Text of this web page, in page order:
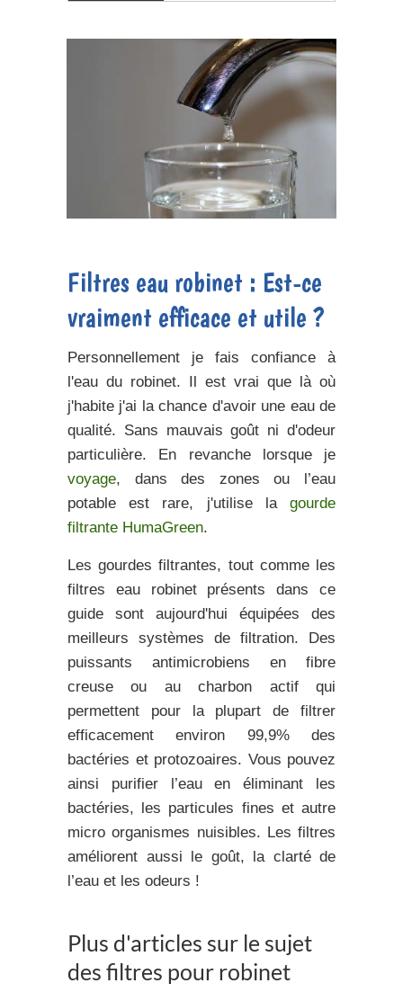
Filtres eau robinet : Est-ce
vraiment efficace et utile ?
Personnellement je fais confiance à
l'eau du robinet. Il est vrai que là où
j'habite j'ai la chance d'avoir une eau de
qualité. Sans mauvais goût ni d'odeur
particulière. En revanche lorsque je
voyage, dans des zones ou l’eau
potable est rare, j'utilise la gourde
filtrante HumaGreen.
Les gourdes filtrantes, tout comme les
filtres eau robinet présents dans ce
guide sont aujourd'hui équipées des
meilleurs systèmes de filtration. Des
puissants antimicrobiens en fibre
creuse ou au charbon actif qui
permettent pour la plupart de filtrer
efficacement environ 99,9% des
bactéries et protozoaires. Vous pouvez
ainsi purifier l’eauen éliminant les
bactéries, les particules fines et autre
micro organismes nuisibles. Les filtres
améliorent aussi le goût, la clarté de
l’eau et les odeurs !
Plus d'articles sur le sujet
des filtres pour robinet